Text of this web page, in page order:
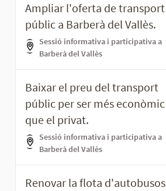
Ampliar l'oferta de transport
públic a Barberà del Vallès.
Sessió informativa i participativa a
Barberà del Vallès
Baixar el preu del transport
públic per ser més econòmic
que el privat.
Sessió informativa i participativa a
Barberà del Vallès
Renovar la flota d'autobusos